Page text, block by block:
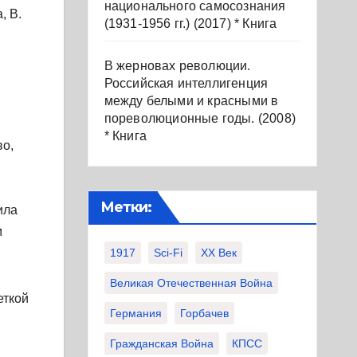
В.
национального самосознания
(1931-1956 гг.) (2017) * Книга
В жерновах революции.
Российская интеллигенция
между белыми и красными в
пореволюционные годы. (2008)
* Книга
Метки:
1917 Sci-Fi XX Век
Великая Отечественная Война
Германия Горбачев
Гражданская Война КПСС